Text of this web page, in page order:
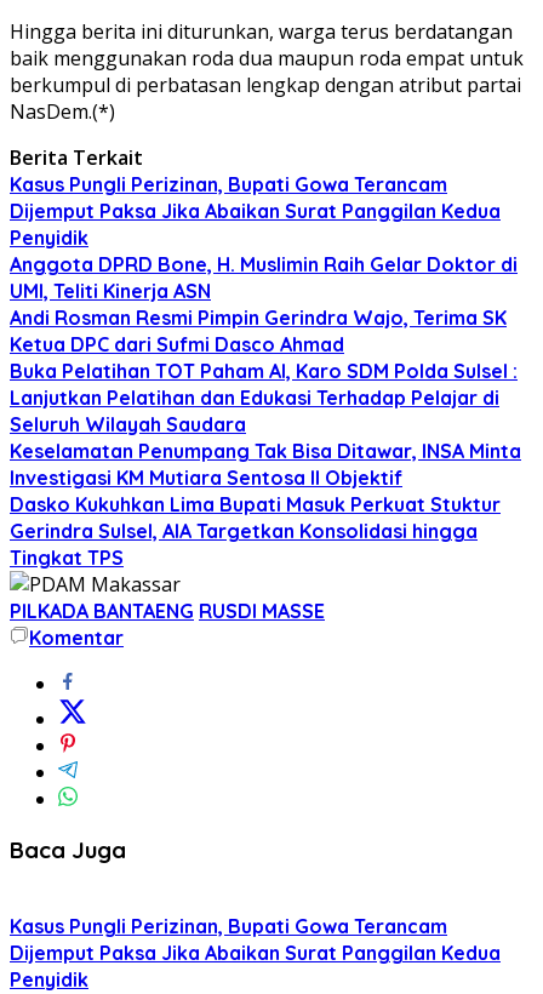
Hingga berita ini diturunkan, warga terus berdatangan
baik menggunakan roda dua maupun roda empat untuk
berkumpul di perbatasan lengkap dengan atribut partai
NasDem.(*)
Berita Terkait
Kasus Pungli Perizinan, Bupati Gowa Terancam
Dijemput Paksa Jika Abaikan Surat Panggilan Kedua
Penyidik
Anggota DPRD Bone, H. Muslimin Raih Gelar Doktor di
UMI, Teliti Kinerja ASN
Andi Rosman Resmi Pimpin Gerindra Wajo, Terima SK
Ketua DPC dari Sufmi Dasco Ahmad
Buka Pelatihan TOT Paham AI, Karo SDM Polda Sulsel :
Lanjutkan Pelatihan dan Edukasi Terhadap Pelajar di
Seluruh Wilayah Saudara
Keselamatan Penumpang Tak Bisa Ditawar, INSA Minta
Investigasi KM Mutiara Sentosa II Objektif
Dasko Kukuhkan Lima Bupati Masuk Perkuat Stuktur
Gerindra Sulsel, AIA Targetkan Konsolidasi hingga
Tingkat TPS
PILKADA BANTAENG RUSDI MASSE
Komentar
Baca Juga
Kasus Pungli Perizinan, Bupati Gowa Terancam
Dijemput Paksa Jika Abaikan Surat Panggilan Kedua
Penyidik